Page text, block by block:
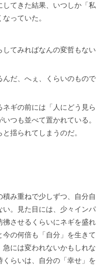
てきた結果、いつしか「私
っていた。
してみればなんの変哲もない
だ、へぇ、くらいのもので
ギの前には「人にどう見ら
つも並べて置かれている。
揺られてしまうのだ。
み重ねで少しずつ、自分自
。見た目には、少々インパ
させるくらいにネギを盛れ
の何倍も「自分」を生きて
には変われないかもしれな
らいは、自分の「幸せ」を